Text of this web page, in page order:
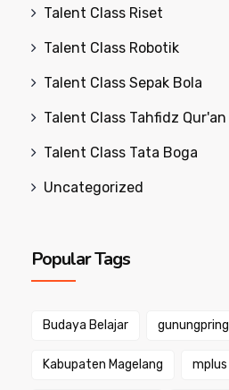
Talent Class Riset
Talent Class Robotik
Talent Class Sepak Bola
Talent Class Tahfidz Qur'an
Talent Class Tata Boga
Uncategorized
Popular Tags
Budaya Belajar gunungpring
Kabupaten Magelang mplus